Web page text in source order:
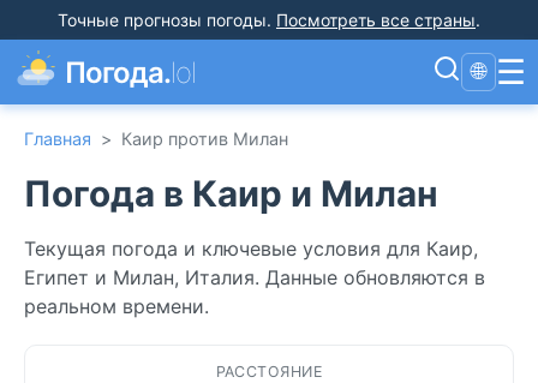
Точные прогнозы погоды. Посмотреть все страны.
Погода.lol 🌐 ☰
Главная > Каир против Милан
Погода в Каир и Милан
Текущая погода и ключевые условия для Каир,
Египет и Милан, Италия. Данные обновляются в
реальном времени.
РАССТОЯНИЕ